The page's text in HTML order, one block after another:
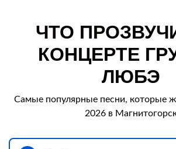
ЧТО
КОНЦЕРТЕ
ЛЮБЭ
Самые популярные песни, которые
2026 в